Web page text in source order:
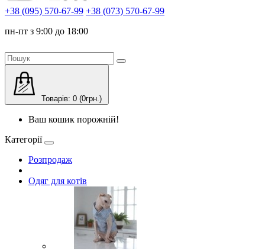
+38 (095) 570-67-99 +38 (073) 570-67-99
пн-пт з 9:00 до 18:00
Товарів: 0 (0грн.)
Ваш кошик порожній!
Категорії
Розпродаж
Одяг для котів